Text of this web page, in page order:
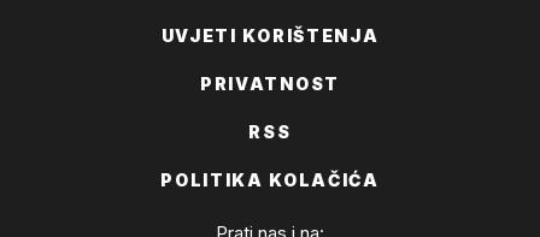
UVJETI KORIŠTENJA
PRIVATNOST
RSS
POLITIKA KOLAČIĆA
Prati nas i na: